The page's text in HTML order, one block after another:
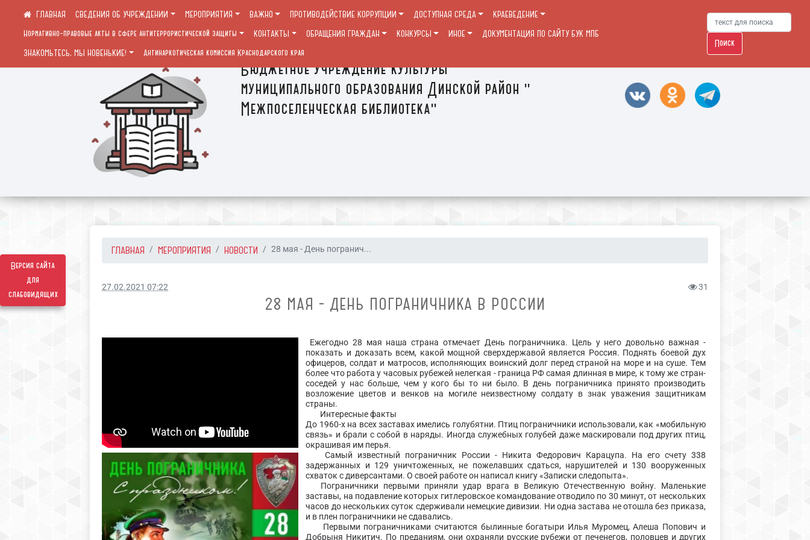
Версия сайта
для
слабовидящих
Бюджетное учреждение культуры
муниципального образования Динской район "
Межпоселенческая библиотека"
СВЕДЕНИЯ ОБ УЧРЕЖДЕНИИ МЕРОПРИЯТИЯ ВАЖНО ПРОТИВОДЕЙСТВИЕ КОРРУПЦИИ ДОСТУПНАЯ СРЕДА
КРАЕВЕДЕНИЕ
Нормативно-правовые акты в сфере антитеррористической защиты
КОНТАКТЫ ОБРАЩЕНИЯ ГРАЖДАН КОНКУРСЫ ИНОЕ
ДОКУМЕНТАЦИЯ ПО САЙТУ БУК МПБ
ЗНАКОМЬТЕСЬ, МЫ НОВЕНЬКИЕ!
Антинаркотическая комиссия Краснодарского края
Поиск
ГЛАВНАЯ МЕРОПРИЯТИЯ НОВОСТИ 28 мая - День погранич...
27.02.2021 07:22 31
28 МАЯ - ДЕНЬ ПОГРАНИЧНИКА В РОССИИ
Ежегодно 28 мая наша страна отмечает День пограничника. Цель у него довольно важная -
показать и доказать всем, какой мощной сверхдержавой является Россия. Поднять боевой дух
офицеров, солдат и матросов, исполняющих воинский долг перед страной на море и на суше. Тем
более что работа у часовых рубежей нелегкая - граница РФ самая длинная в мире, к тому же стран-
соседей у нас больше, чем у кого бы то ни было. В день пограничника принято производить
возложение цветов и венков на могиле неизвестному солдату в знак уважения защитникам
страны.
Интересные факты
До 1960-х на всех заставах имелись голубятни. Птиц пограничники использовали, как «мобильную
связь» и брали с собой в наряды. Иногда служебных голубей даже маскировали под других птиц,
окрашивая им перья.
Самый известный пограничник России - Никита Федорович Карацупа. На его счету 338
задержанных и 129 уничтоженных, не пожелавших сдаться, нарушителей и 130 вооруженных
схваток с диверсантами. О своей работе он написал книгу «Записки следопыта».
Пограничники первыми приняли удар врага в Великую Отечественную войну. Маленькие
заставы, на подавление которых гитлеровское командование отводило по 30 минут, от нескольких
часов до нескольких суток сдерживали немецкие дивизии. Ни одна застава не отошла без приказа,
и в плен пограничники не сдавались.
Первыми пограничниками считаются былинные богатыри Илья Муромец, Алеша Попович и
Добрыня Никитич. По преданиям, они охраняли русские рубежи от печенегов, половцев и других